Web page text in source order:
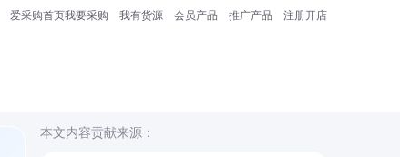
爱采购首页我要采购 我有货源 会员产品 推广产品 注册开店
本文内容贡献来源：